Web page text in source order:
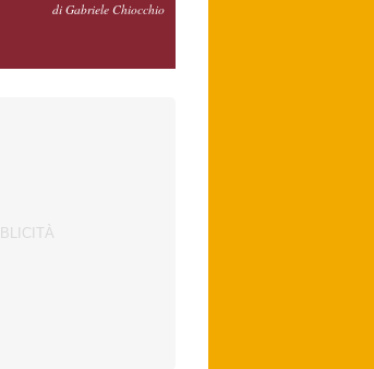
di Gabriele Chiocchio